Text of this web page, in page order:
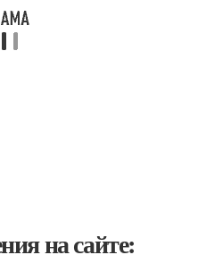
на сайте: